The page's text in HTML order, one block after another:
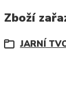
Zboží
JARNÍ